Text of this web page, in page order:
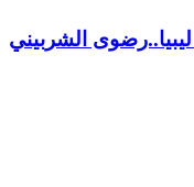
الشربيني